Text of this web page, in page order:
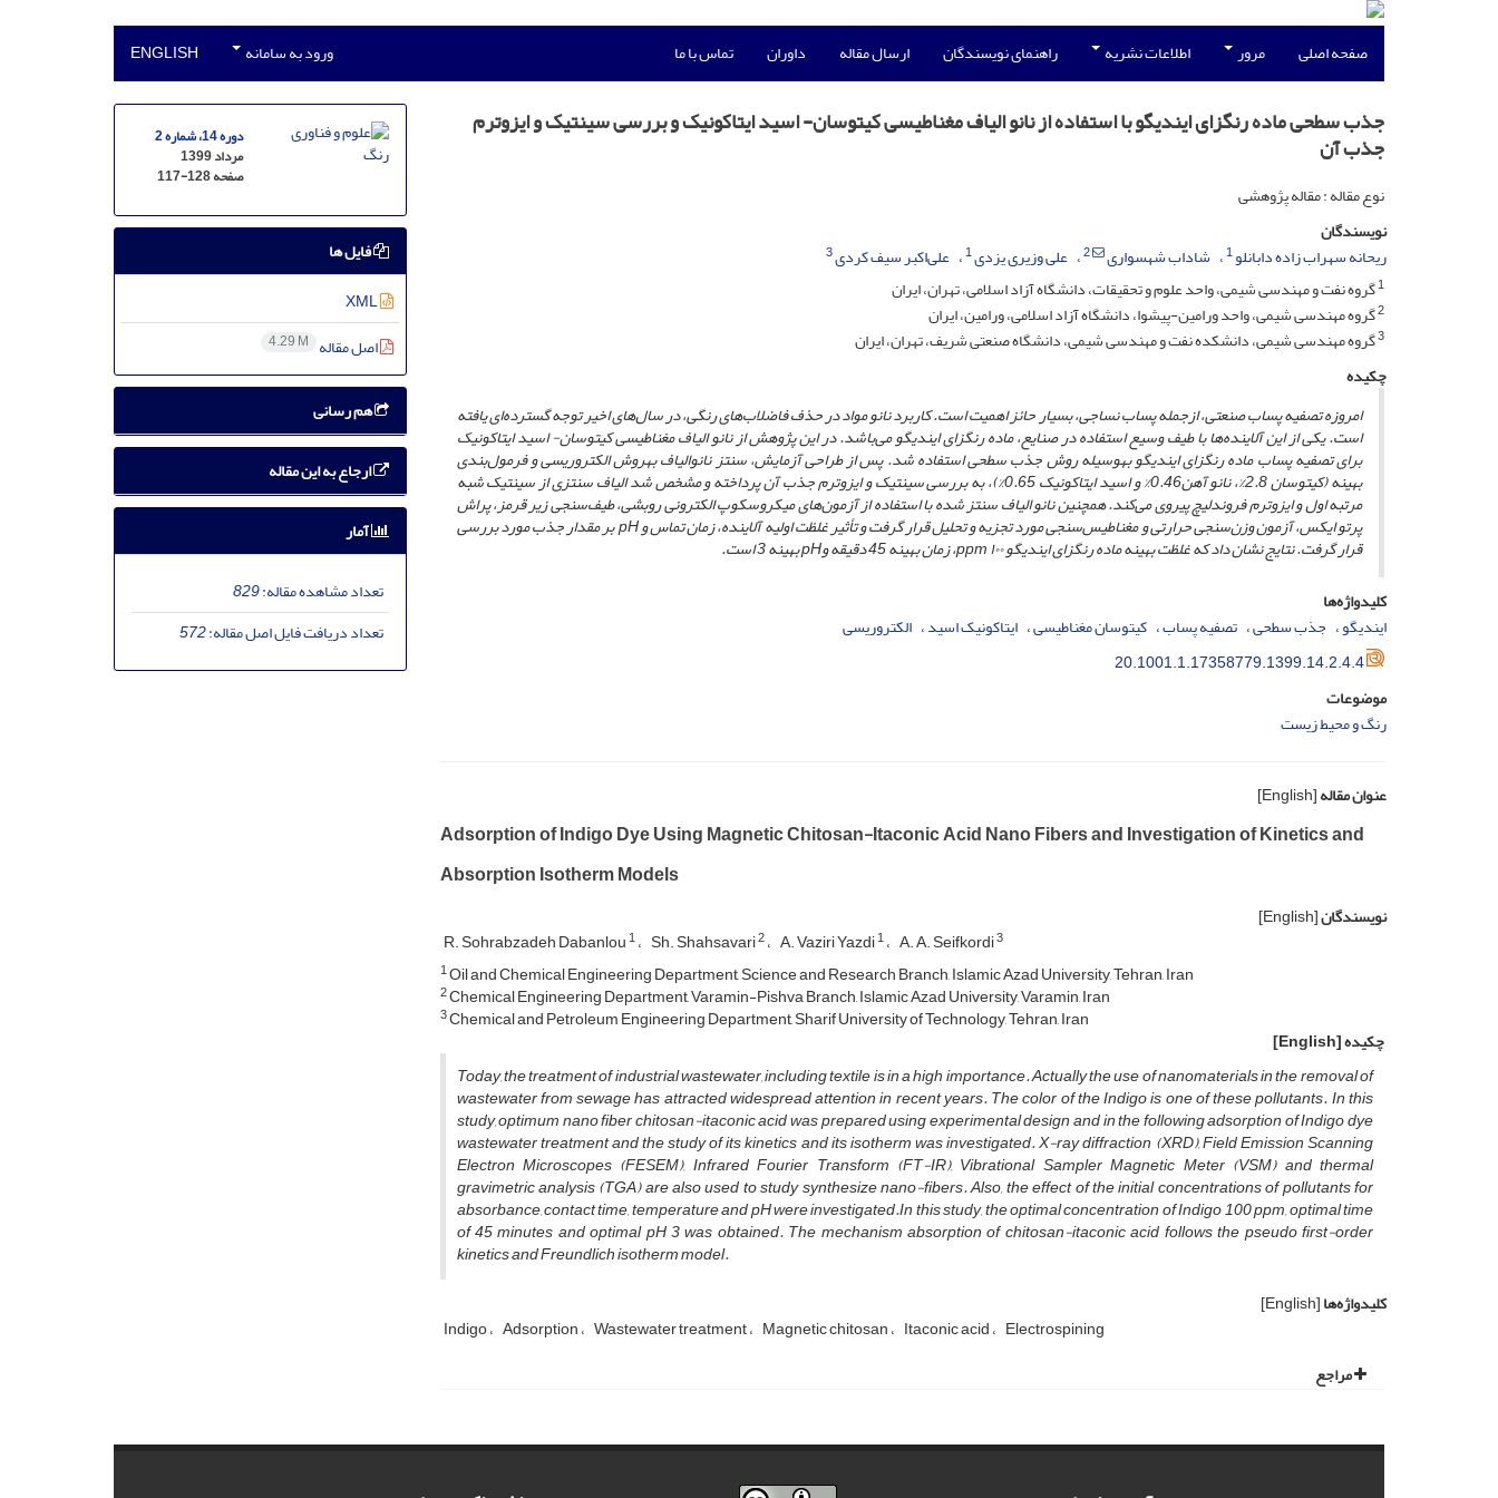
صفحه اصلی مرور اطلاعات نشریه راهنمای نویسندگان ارسال مقاله داوران تماس با ما ورود به سامانه ENGLISH
جذب سطحی ماده رنگزای ایندیگو با استفاده از نانو الیاف مغناطیسی کیتوسان- اسید ایتاکونیک و بررسی سینتیک و ایزوترم
جذب آن
نوع مقاله : مقاله پژوهشی
نویسندگان
ریحانه سهراب زاده دابانلو1 شاداب شهسواری 2 علی وزیری یزدی1 علی‌اکبر سیف کردی3
1گروه نفت و مهندسی شیمی، واحد علوم و تحقیقات، دانشگاه آزاد اسلامی، تهران، ایران
2گروه مهندسی شیمی، واحد ورامین-پیشوا، دانشگاه آزاد اسلامی، ورامین، ایران
3گروه مهندسی شیمی، دانشکده نفت و مهندسی شیمی، دانشگاه صنعتی شریف، تهران، ایران
چکیده
امروزه تصفیه پساب صنعتی، ازجمله پساب نساجی، بسیار حائز اهمیت است. کاربرد نانو مواد در حذف فاضلاب‌های رنگی، در سال‌های اخیر توجه گسترده‌ای یافته
است. یکی از این آلاینده‌ها با طیف وسیع استفاده در صنایع،ماده رنگزای ایندیگو می‌باشد. در این پژوهش از نانو الیاف مغناطیسی کیتوسان- اسید ایتاکونیک
برای تصفیه پساب ماده رنگزای ایندیگو به­وسیله روش جذب سطحی استفاده شد. پس از طراحی آزمایش، سنتز نانوالیاف به­روش الکتروریسی و فرمو‌ل‌بندی
بهینه(کیتوسان 2.8%، نانو آهن0.46% و اسید ایتاکونیک 0.65%)، به بررسی سینتیک و ایزوترم جذب آن پرداخته و مشخص شد الیاف سنتزی از سینتیک شبه
مرتبه اول و ایزوترم فروندلیچ پیروی می‌کند. همچنین نانو الیاف سنتز شده با استفاده از آزمون‌های میکروسکوپ الکترونی روبشی، طیف‌سنجی زیر قرمز، پراش
پرتو ایکس، آزمون وزن‌سنجی حرارتی و مغناطیس‌سنجی مورد تجزیه ‌و تحلیل قرار گرفت و تأثیر غلظت اولیه آلاینده، زمان تماس وpHبر مقدار جذب مورد بررسی
قرار گرفت. نتایج نشان داد کهغلظت بهینه ماده رنگزای ایندیگو ppm۱۰۰، زمان بهینه 45 دقیقه و pHبهینه 3 است.
کلیدواژه‌ها
ایندیگو جذب سطحی تصفیه پساب کیتوسان مغناطیسی ایتاکونیک اسید الکتروریسی
20.1001.1.17358779.1399.14.2.4.4
موضوعات
رنگ و محیط زیست
عنوان مقاله[English]
Adsorption of Indigo Dye Using Magnetic Chitosan-Itaconic Acid Nano Fibers and Investigation of Kinetics and
Absorption Isotherm Models
نویسندگان[English]
R. Sohrabzadeh Dabanlou1 Sh. Shahsavari2 A. Vaziri Yazdi1 A. A. Seifkordi3
1Oil and Chemical Engineering Department, Science and Research Branch, Islamic Azad University, Tehran, Iran
2Chemical Engineering Department, Varamin-Pishva Branch, Islamic Azad University, Varamin, Iran
3Chemical and Petroleum Engineering Department, Sharif University of Technology, Tehran, Iran
چکیده[English]
Today, the treatment of industrial wastewater, including textile is in a high importance. Actually the use of nanomaterials in the removal of
wastewater from sewage has attracted widespread attention in recent years. The color of the Indigo is one of these pollutants. In this
study, optimum nano fiber chitosan-itaconic acid was prepared using experimental design and in the following adsorption of Indigo dye
wastewater treatment and the study of its kinetics and its isotherm was investigated. X-ray diffraction (XRD), Field Emission Scanning
Electron Microscopes (FESEM), Infrared Fourier Transform (FT-IR), Vibrational Sampler Magnetic Meter (VSM) and thermal
gravimetric analysis (TGA) are also used to study synthesize nano-fibers. Also, the effect of the initial concentrations of pollutants for
absorbance, contact time, temperature and pH were investigated.In this study, the optimal concentration of Indigo 100 ppm, optimal time
of 45 minutes and optimal pH 3 was obtained. The mechanism absorption of chitosan-itaconic acid follows the pseudo first-order
kinetics and Freundlich isotherm model.
کلیدواژه‌ها[English]
Indigo Adsorption Wastewater treatment Magnetic chitosan Itaconic acid Electrospining
مراجع
دوره 14، شماره 2
مرداد 1399
صفحه117-128
فایل ها
XML
اصل مقاله 4.29 M
هم رسانی
ارجاع به این مقاله
آمار
تعداد مشاهده مقاله:829
تعداد دریافت فایل اصل مقاله:572